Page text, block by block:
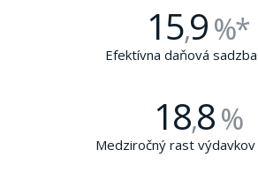
15,9%*
Efektívna daňová
18,8%
Medziročný rast